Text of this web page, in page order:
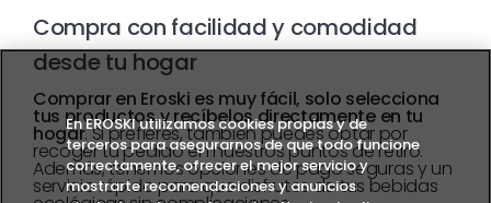
Compra con facilidad y comodidad
desde tu hogar
Comprar en Eroski es muy fácil, solo selecciona
tus productos y recíbelos directamente en tu
hogar. Si prefieres, también puedes optar por
recoger tu pedido en nuestros puntos de retiro.
Además, tenemos opciones de pago seguras y un
servicio rápido para que disfrutes de tus bebidas
En EROSKI utilizamos cookies propias y de
terceros para asegurarnos de que todo funcione
correctamente, ofrecer el mejor servicio y
mostrarte recomendaciones y anuncios